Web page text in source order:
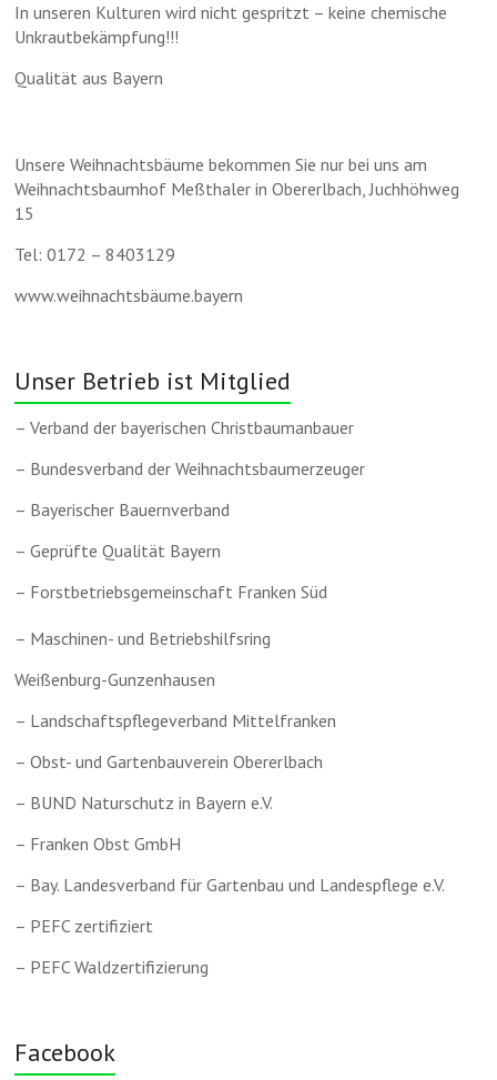
In unseren Kulturen wird nicht gespritzt – keine chemische
Unkrautbekämpfung!!!
Qualität aus Bayern
Unsere Weihnachtsbäume bekommen Sie nur bei uns am
Weihnachtsbaumhof Meßthaler in Obererlbach, Juchhöhweg
15
Tel: 0172 – 8403129
www.weihnachtsbäume.bayern
Unser Betrieb ist Mitglied
– Verband der bayerischen Christbaumanbauer
– Bundesverband der Weihnachtsbaumerzeuger
– Bayerischer Bauernverband
– Geprüfte Qualität Bayern
– Forstbetriebsgemeinschaft Franken Süd
– Maschinen- und Betriebshilfsring
Weißenburg-Gunzenhausen
– Landschaftspflegeverband Mittelfranken
– Obst- und Gartenbauverein Obererlbach
– BUND Naturschutz in Bayern e.V.
– Franken Obst GmbH
– Bay. Landesverband für Gartenbau und Landespflege e.V.
– PEFC zertifiziert
– PEFC Waldzertifizierung
Facebook